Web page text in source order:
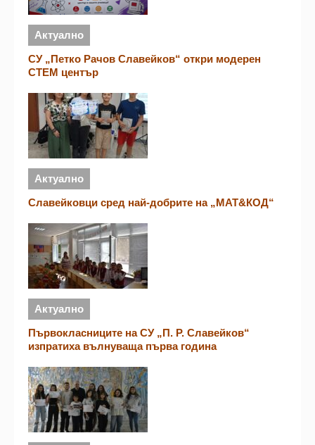
Актуално
СУ „Петко Рачов Славейков“ откри модерен
СТЕМ център
Актуално
Славейковци сред най-добрите на „МАТ&КОД“
Актуално
Първокласниците на СУ „П. Р. Славейков“
изпратиха вълнуваща първа година